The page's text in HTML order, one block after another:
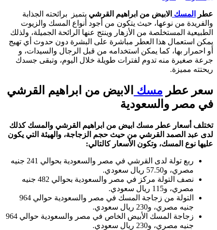
من
ابراهيم
القرشي:
عطر
يتفاعل
مع
ويتغير
لمزاجك
عطر المسك الابيض من ابراهيم القرشي يتميز برائحته الجذابة
والفريدة من نوعها، حيث يتكون من أجود أنواع المسك والزيوت
الطبيعية المستخلصة من الأزهار وينتج عنها الرائحة الجميلة، ولذلك
يمكن استعمال هذا العطر مباشرة على البشرة دون حدوث أي تهيج
أو احمرار بها، كما يمكن استخدامه من قبل الرجال والسيدات، و
جرعة صغيرة منه تدوم لفترات طويلة خلال اليوم، وتبقى جسدك
ريحتته مميزة.
سعر عطر مسك الابيض من ابراهيم القرشي
في مصر والسعودية
تختلف أسعار عطر مسك ابيض من ابراهيم القرشي والمسك كذلك
لدى عبد الصمد القرشي من حيث حجم الزجاجة، والهيئة التي يكون
عليها نوع المسك، وتكون الأسعار كالتالي:
ربع تولة لدى القرشي في مصر والسعودية بحوالي 241 جنيه
مصري، و57.50 ريال سعودي.
نصف التولة مركز في مصر والسعودية بحوالي 482 جنيه
مصري، و115 ريال سعودي.
التولة من زجاجة المسك في مصر والسعودية حوالي 964
جنيه مصري، و230 ريال سعودي.
زجاجة المسك الأبيض الخاص في مصر والسعودية حوالي 964
جنيه مصري، و230 ريال سعودي.